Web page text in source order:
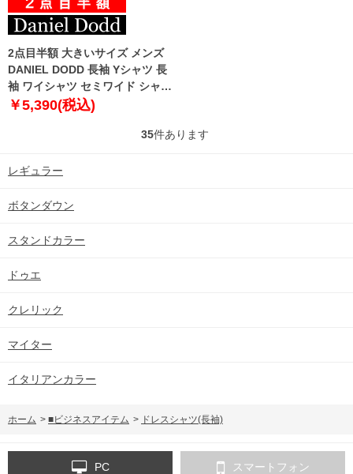
2点目半額 大きいサイズ メンズ
DANIEL DODD 長袖 Yシャツ 長
袖 ワイシャツ セミワイド シャツ
形態安定 d274az102
￥5,390(税込)
35件あります
レギュラー
ボタンダウン
スタンドカラー
ドゥエ
クレリック
マイター
イタリアンカラー
ホーム > ■ビジネスアイテム > ドレスシャツ(長袖)
PC スマートフォン